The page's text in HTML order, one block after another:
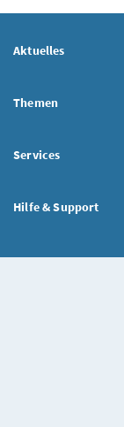
Aktuelles
Themen
Services
Hilfe & Support